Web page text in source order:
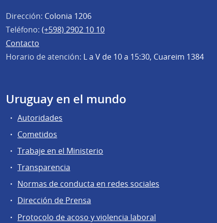
Dirección: Colonia 1206
Teléfono: (+598) 2902 10 10
Contacto
Horario de atención: L a V de 10 a 15:30, Cuareim 1384
Uruguay en el mundo
Autoridades
Cometidos
Trabaje en el Ministerio
Transparencia
Normas de conducta en redes sociales
Dirección de Prensa
Protocolo de acoso y violencia laboral